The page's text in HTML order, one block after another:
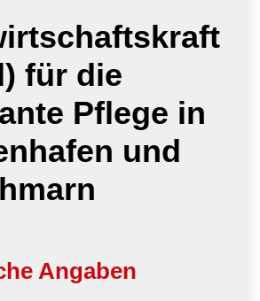
für die
Pflege in
und
Angaben